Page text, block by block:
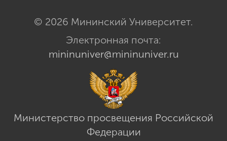
© 2026 Мининский Университет.
Электронная почта:
mininuniver@mininuniver.ru
Министерство просвещения Российской
Федерации